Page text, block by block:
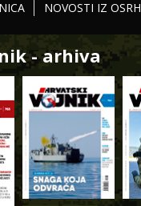
NOVOSTI IZ OSRH
- arhiva